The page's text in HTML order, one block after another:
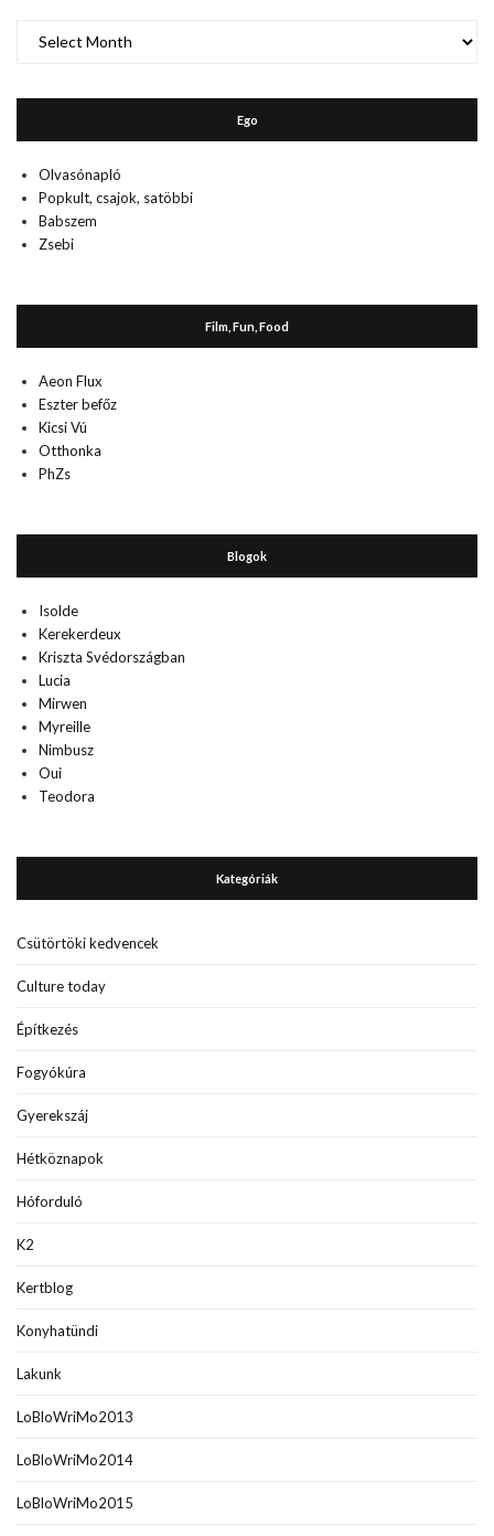
múlt
Ego
Olvasónapló
Popkult, csajok, satöbbi
Babszem
Zsebi
Film, Fun, Food
Aeon Flux
Eszter befőz
Kicsi Vú
Otthonka
PhZs
Blogok
Isolde
Kerekerdeux
Kriszta Svédországban
Lucia
Mirwen
Myreille
Nimbusz
Oui
Teodora
Kategóriák
Csütörtöki kedvencek
Culture today
Építkezés
Fogyókúra
Gyerekszáj
Hétköznapok
Hóforduló
K2
Kertblog
Konyhatündi
Lakunk
LoBloWriMo2013
LoBloWriMo2014
LoBloWriMo2015